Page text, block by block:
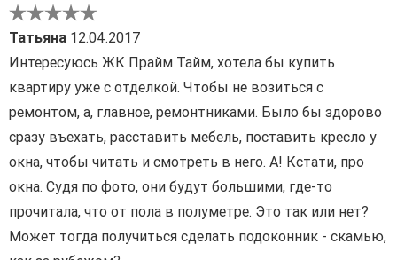
Татьяна 12.04.2017
Интересуюсь ЖК Прайм Тайм, хотела бы купить
квартиру уже с отделкой. Чтобы не возиться с
ремонтом, а, главное, ремонтниками. Было бы здорово
сразу въехать, расставить мебель, поставить кресло у
окна, чтобы читать и смотреть в него. А! Кстати, про
окна. Судя по фото, они будут большими, где-то
прочитала, что от пола в полуметре. Это так или нет?
Может тогда получиться сделать подоконник - скамью,